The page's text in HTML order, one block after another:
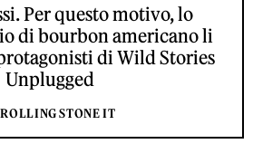
Per questo motivo, lo
di bourbon americano li
di Wild Stories
Unplugged
STONE IT